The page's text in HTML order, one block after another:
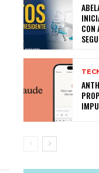
CON